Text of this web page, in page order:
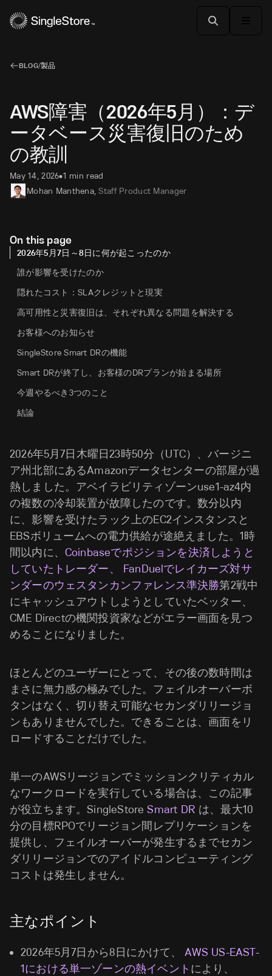
BLOG/製品
AWS障害（2026年5月）：デ
ータベース災害復旧のため
の教訓
May 14, 2026•1 min read
Mohan Manthena, Staff Product Manager
2026年5月7日木曜日23時50分（UTC）、バージニ
ア州北部にあるAmazonデータセンターの部屋が過
熱しました。アベイラビリティゾーンuse1-az4内
の複数の冷却装置が故障したのです。数分以内
に、影響を受けたラック上のEC2インスタンスと
EBSボリュームへの電力供給が途絶えました。1時
間以内に、 Coinbaseでポジションを決済しようと
していたトレーダー、 FanDuelでレイカーズ対サ
ンダーのウェスタンカンファレンス準決勝第2戦中
にキャッシュアウトしようとしていたベッター、
CME Directの機関投資家などがエラー画面を見つ
めることになりました。
ほとんどのユーザーにとって、その後の数時間は
まさに無力感の極みでした。フェイルオーバーボ
タンはなく、切り替え可能なセカンダリリージョ
ンもありませんでした。できることは、画面をリ
ロードすることだけでした。
単一のAWSリージョンでミッションクリティカル
なワークロードを実行している場合は、この記事
が役立ちます。SingleStoreSmart DR は、最大10
分の目標RPOでリージョン間レプリケーションを
提供し、フェイルオーバーが発生するまでセカン
ダリリージョンでのアイドルコンピューティング
コストは発生しません。
主なポイント
2026年5月7日から8日にかけて、AWS US-EAST-
1における単一ゾーンの熱イベント により、
On this page
2026年5月7日～8日に何が起こったのか
誰が影響を受けたのか
隠れたコスト：SLAクレジットと現実
高可用性と災害復旧は、それぞれ異なる問題を解決する
お客様へのお知らせ
SingleStore Smart DRの機能
Smart DRが終了し、お客様のDRプランが始まる場所
今週やるべき3つのこと
結論